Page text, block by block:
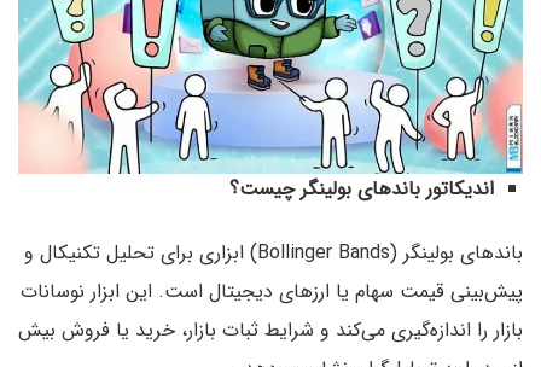
اندیکاتور باندهای بولینگر چیست؟
باندهای بولینگر (Bollinger Bands) ابزاری برای تحلیل تکنیکال و
پیش‌بینی قیمت سهام یا ارزهای دیجیتال است. این ابزار نوسانات
بازار را اندازه‌گیری می‌کند و شرایط ثبات بازار، خرید یا فروش بیش